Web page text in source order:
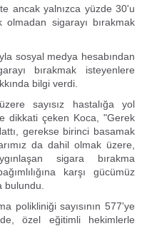
ancak yalnızca yüzde 30'u
olmadan sigarayı bırakmak
sosyal medya hesabından
bırakmak isteyenlere
bilgi verdi.
sayısız hastalığa yol
dikkati çeken Koca, "Gerek
gerekse birinci basamak
da dahil olmak üzere,
sigara bırakma
karşı gücümüz
bulundu.
polikliniği sayısının 577'ye
özel eğitimli hekimlerle